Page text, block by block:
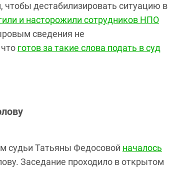
дестабилизировать ситуацию в
и насторожили сотрудников НПО
сведения не
готовза такие слова подать в суд
судьи Татьяны Федосовой началось
Заседание проходило в открытом